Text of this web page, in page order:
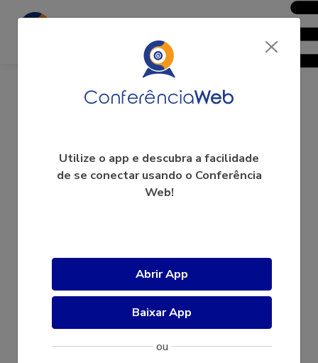
Reuniões LIAA
A videoconferência ainda não começou.
Utilize o app e descubra a facilidade
de se conectar usando o Conferência
Web!
Abrir App
Baixar App
ou